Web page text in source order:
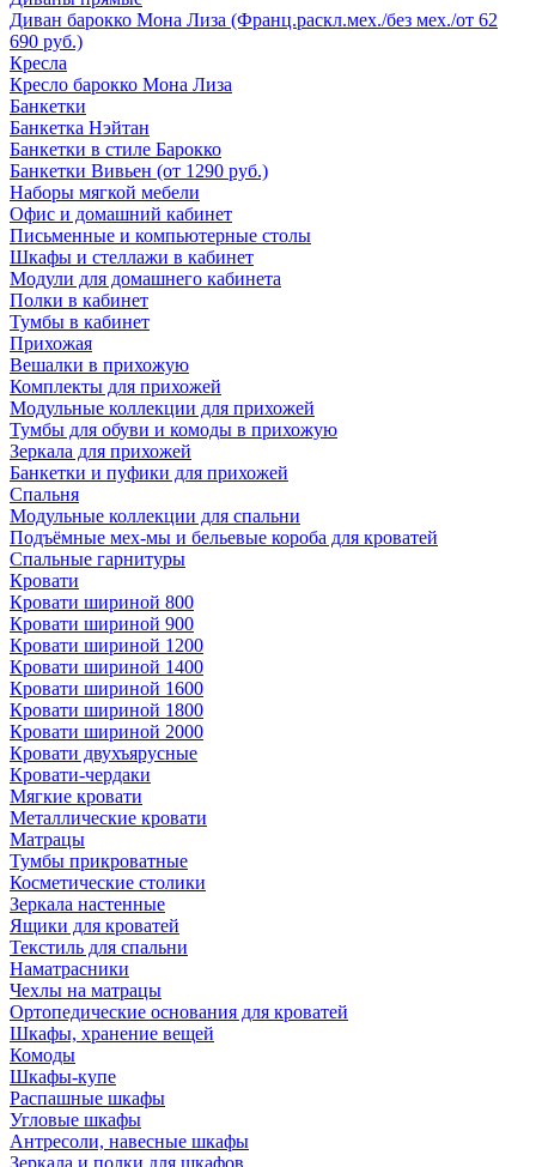
Диван барокко Мона Лиза (Франц.раскл.мех./без мех./от 62
690 руб.)
Кресла
Кресло барокко Мона Лиза
Банкетки
Банкетка Нэйтан
Банкетки в стиле Барокко
Банкетки Вивьен (от 1290 руб.)
Наборы мягкой мебели
Офис и домашний кабинет
Письменные и компьютерные столы
Шкафы и стеллажи в кабинет
Модули для домашнего кабинета
Полки в кабинет
Тумбы в кабинет
Прихожая
Вешалки в прихожую
Комплекты для прихожей
Модульные коллекции для прихожей
Тумбы для обуви и комоды в прихожую
Зеркала для прихожей
Банкетки и пуфики для прихожей
Спальня
Модульные коллекции для спальни
Подъёмные мех-мы и бельевые короба для кроватей
Спальные гарнитуры
Кровати
Кровати шириной 800
Кровати шириной 900
Кровати шириной 1200
Кровати шириной 1400
Кровати шириной 1600
Кровати шириной 1800
Кровати шириной 2000
Кровати двухъярусные
Кровати-чердаки
Мягкие кровати
Металлические кровати
Матрацы
Тумбы прикроватные
Косметические столики
Зеркала настенные
Ящики для кроватей
Текстиль для спальни
Наматрасники
Чехлы на матрацы
Ортопедические основания для кроватей
Шкафы, хранение вещей
Комоды
Шкафы-купе
Распашные шкафы
Угловые шкафы
Антресоли, навесные шкафы
Зеркала и полки для шкафов